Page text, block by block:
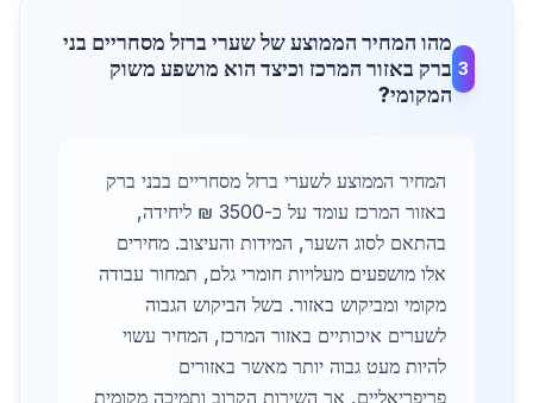
3
מהו המחיר הממוצע של שערי ברזל מסחריים בני
ברק באזור המרכז וכיצד הוא מושפע משוק
המקומי?
המחיר הממוצע לשערי ברזל מסחריים בבני ברק
באזור המרכז עומד על כ-3500 ₪ ליחידה,
בהתאם לסוג השער, המידות והעיצוב. מחירים
אלו מושפעים מעלויות חומרי גלם, תמחור עבודה
מקומי ומביקוש באזור. בשל הביקוש הגבוה
לשערים איכותיים באזור המרכז, המחיר עשוי
להיות מעט גבוה יותר מאשר באזורים
פריפריאליים, אך השירות הקרוב ותמיכה מקומית